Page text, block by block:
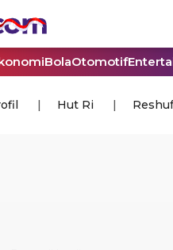
BolaOtomotif
Hut Ri